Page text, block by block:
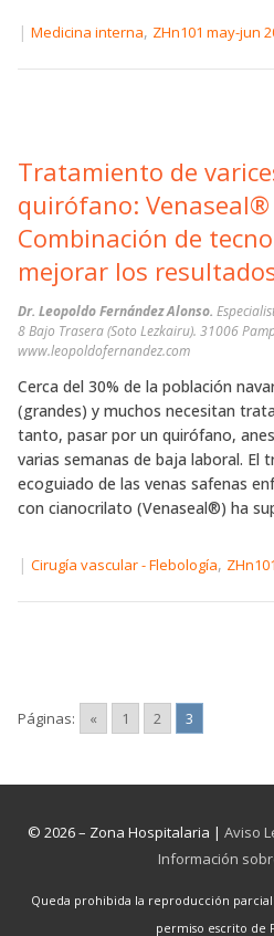
| Medicina interna, ZHn101 may-jun
Tratamiento de
quirófano:
Combinación de
mejorar los
Dr. Leopoldo Fernández Alonso.
8 Bajo Trasera (Soto Lezkairu). 31006
www.leopoldofernandez.com
Cerca del 30% de la población
(grandes) y muchos necesitan
tanto, pasar por un quirófano,
varias semanas de baja laboral. El
ecoguiado de las venas safenas
con cianocrilato (Venaseal®) ha
| Cirugía vascular - Flebología,
Páginas: « 1 2 3
© 2026 – Zona Hospitalaria | Aviso
Información
Queda prohibida la reproducción
permiso escrito de